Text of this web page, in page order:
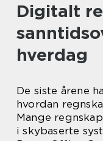
Digitalt
hverdag
De siste årene
hvordan
Mange
i skybaserte